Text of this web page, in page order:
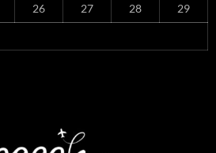
26 27 28 29